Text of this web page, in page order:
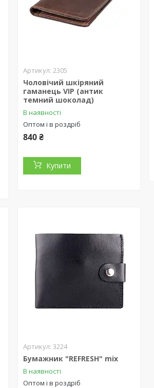
2305
Чоловічий шкіряний
гаманець VIP (антик
темний шоколад)
В наявності
Оптом і в роздріб
840 ₴
Купити
3224
Бумажник "REFRESH" mix
В наявності
Оптом і в роздріб